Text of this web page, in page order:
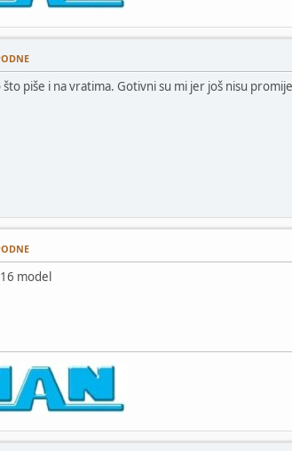
piše i na vratima. Gotivni su mi jer još nisu
model